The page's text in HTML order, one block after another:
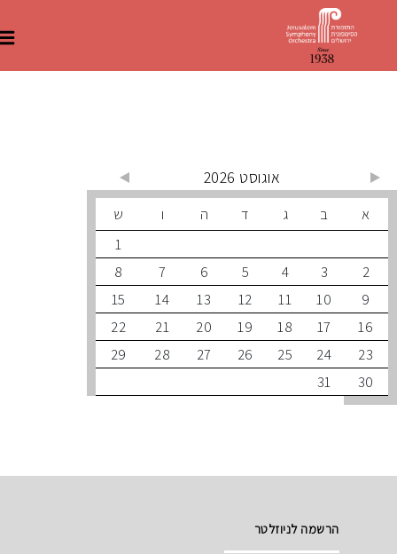
ב ד ה ו
ש
3
5
6
7
8
10
11
12
13
14
15
17
18
19
20
21
22
24
25
26
27
28
29
31
הרשמה לניוזלטר